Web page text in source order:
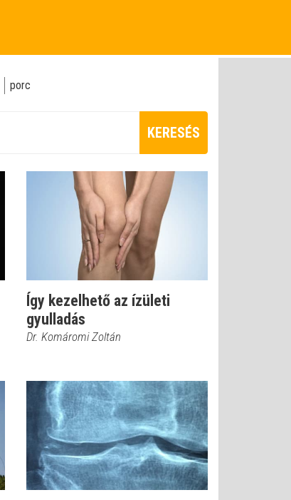
porc
KERESÉS
Így kezelhető az ízületi
gyulladás
Dr. Komáromi Zoltán